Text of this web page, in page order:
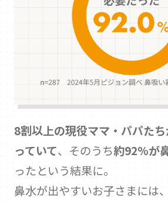
8割以上の現役ママ・パパた
っていて、そのうち約92%が
ったという結果に。
鼻水が出やすいお子さまには